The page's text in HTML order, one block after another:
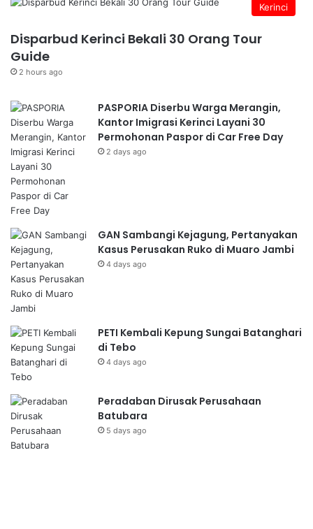
Kerinci
Disparbud Kerinci Bekali 30 Orang Tour
Guide
2 hours ago
PASPORIA Diserbu Warga Merangin,
Kantor Imigrasi Kerinci Layani 30
Permohonan Paspor di Car Free Day
2 days ago
GAN Sambangi Kejagung, Pertanyakan
Kasus Perusakan Ruko di Muaro Jambi
4 days ago
PETI Kembali Kepung Sungai Batanghari
di Tebo
4 days ago
Peradaban Dirusak Perusahaan
Batubara
5 days ago